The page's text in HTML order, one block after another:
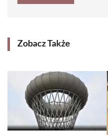
Zobacz Także